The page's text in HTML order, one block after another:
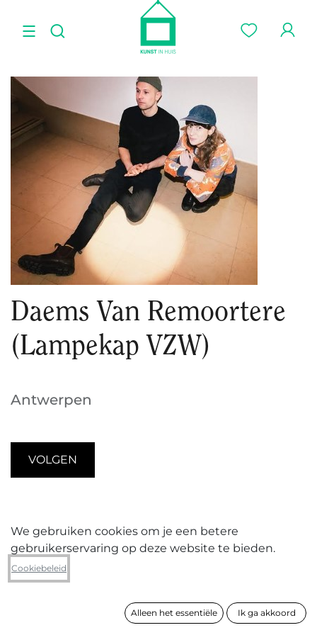
Daems Van Remoortere
(Lampekap VZW)
Antwerpen
VOLGEN
kunstenaarsduo Lena Daems (°1988, Berlaar) en
Frederik van Remoortere (°1986 Antwerpen)
Het duo bouwt hun oeuvre tweeledig op met
enerzijds autonoom beeldend werk en anderzijds
multimedia-installaties in de openbare ruimte. Hun
We gebruiken cookies om je een betere
gebruikerservaring op deze website te bieden.
Cookiebeleid
Alleen het essentiële Ik ga akkoord